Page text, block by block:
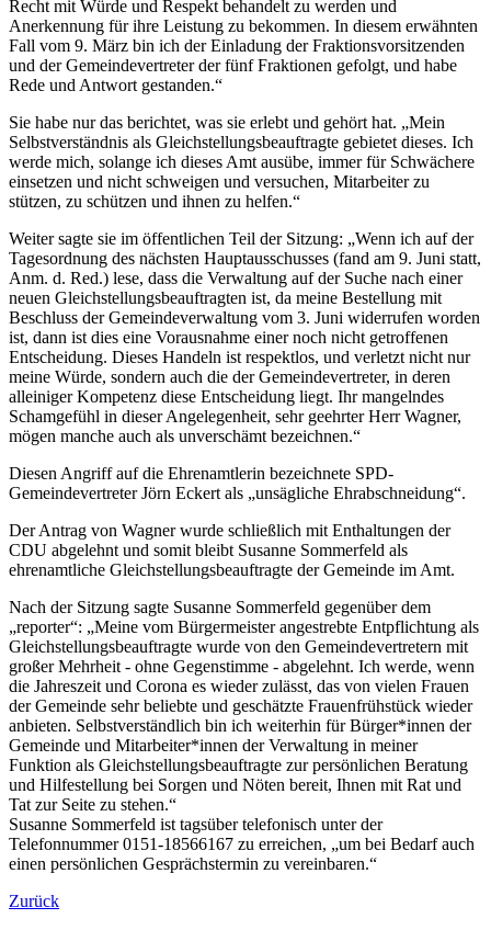
Recht mit Würde und Respekt behandelt zu werden und
Anerkennung für ihre Leistung zu bekommen. In diesem erwähnten
Fall vom 9. März bin ich der Einladung der Fraktionsvorsitzenden
und der Gemeindevertreter der fünf Fraktionen gefolgt, und habe
Rede und Antwort gestanden.“
Sie habe nur das berichtet, was sie erlebt und gehört hat. „Mein
Selbstverständnis als Gleichstellungsbeauftragte gebietet dieses. Ich
werde mich, solange ich dieses Amt ausübe, immer für Schwächere
einsetzen und nicht schweigen und versuchen, Mitarbeiter zu
stützen, zu schützen und ihnen zu helfen.“
Weiter sagte sie im öffentlichen Teil der Sitzung: „Wenn ich auf der
Tagesordnung des nächsten Hauptausschusses (fand am 9. Juni statt,
Anm. d. Red.) lese, dass die Verwaltung auf der Suche nach einer
neuen Gleichstellungsbeauftragten ist, da meine Bestellung mit
Beschluss der Gemeindeverwaltung vom 3. Juni widerrufen worden
ist, dann ist dies eine Vorausnahme einer noch nicht getroffenen
Entscheidung. Dieses Handeln ist respektlos, und verletzt nicht nur
meine Würde, sondern auch die der Gemeindevertreter, in deren
alleiniger Kompetenz diese Entscheidung liegt. Ihr mangelndes
Schamgefühl in dieser Angelegenheit, sehr geehrter Herr Wagner,
mögen manche auch als unverschämt bezeichnen.“
Diesen Angriff auf die Ehrenamtlerin bezeichnete SPD-
Gemeindevertreter Jörn Eckert als „unsägliche Ehrabschneidung“.
Der Antrag von Wagner wurde schließlich mit Enthaltungen der
CDU abgelehnt und somit bleibt Susanne Sommerfeld als
ehrenamtliche Gleichstellungsbeauftragte der Gemeinde im Amt.
Nach der Sitzung sagte Susanne Sommerfeld gegenüber dem
„reporter“: „Meine vom Bürgermeister angestrebte Entpflichtung als
Gleichstellungsbeauftragte wurde von den Gemeindevertretern mit
großer Mehrheit - ohne Gegenstimme - abgelehnt. Ich werde, wenn
die Jahreszeit und Corona es wieder zulässt, das von vielen Frauen
der Gemeinde sehr beliebte und geschätzte Frauenfrühstück wieder
anbieten. Selbstverständlich bin ich weiterhin für Bürger*innen der
Gemeinde und Mitarbeiter*innen der Verwaltung in meiner
Funktion als Gleichstellungsbeauftragte zur persönlichen Beratung
und Hilfestellung bei Sorgen und Nöten bereit, Ihnen mit Rat und
Tat zur Seite zu stehen.“
Susanne Sommerfeld ist tagsüber telefonisch unter der
Telefonnummer 0151-18566167 zu erreichen, „um bei Bedarf auch
einen persönlichen Gesprächstermin zu vereinbaren.“
Zurück